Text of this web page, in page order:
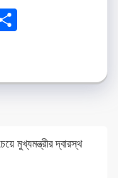
মুখ্যমন্ত্রীর দ্বারস্থ